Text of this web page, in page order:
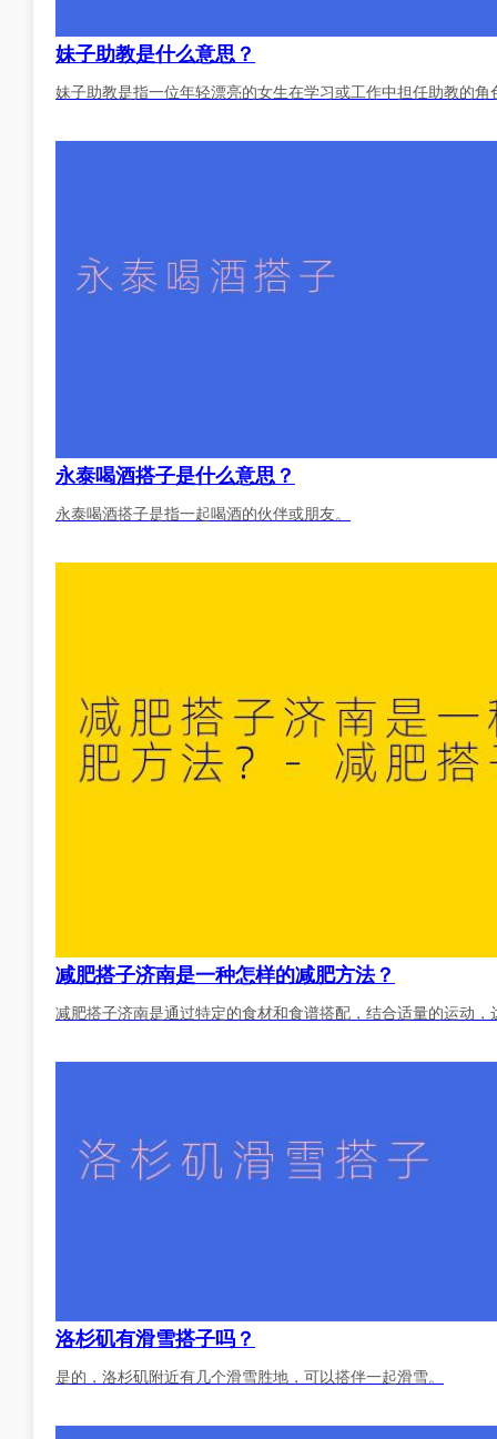
妹子助教是什么意思？
妹子助教是指一位年轻漂亮的女生在学习或工作中担任助教的角
永泰喝酒搭子是什么意思？
永泰喝酒搭子是指一起喝酒的伙伴或朋友。
减肥搭子济南是一种怎样的减肥方法？
减肥搭子济南是通过特定的食材和食谱搭配，结合适量的运动，
洛杉矶有滑雪搭子吗？
是的，洛杉矶附近有几个滑雪胜地，可以搭伴一起滑雪。